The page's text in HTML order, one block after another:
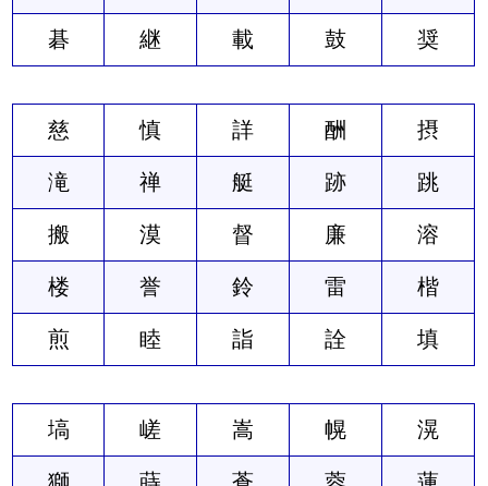
碁 継 載 鼓 奨
慈 慎 詳 酬 摂
滝 禅 艇 跡 跳
搬 漠 督 廉 溶
楼 誉 鈴 雷 楷
煎 睦 詣 詮 填
塙 嵯 嵩 幌 滉